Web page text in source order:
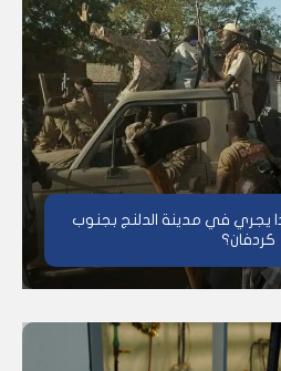
يجري في مدينة الدلنج بجنوب
كردفان؟